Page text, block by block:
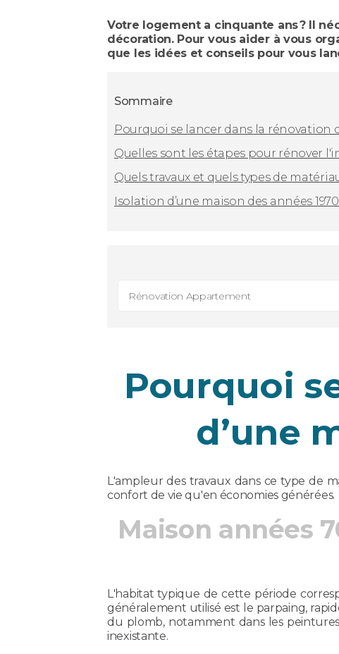
Votre logement a cinquante ans ? Il
décoration. Pour vous aider à vous
que les idées et conseils pour vous
Sommaire
Pourquoi se lancer dans la rénovation
Quelles sont les étapes pour rénover
Quels travaux et quels types de
Isolation d’une maison des années
Rénovation Appartement
Pourquoi
d’une
L'ampleur des travaux dans ce type de
confort de vie qu'en économies générées.
Maison années
L'habitat typique de cette période
généralement utilisé est le parpaing,
du plomb, notamment dans les
inexistante.